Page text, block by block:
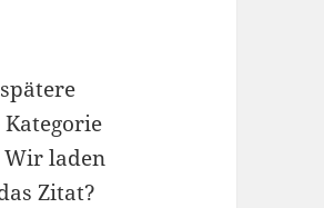
Wir laden
Zitat?